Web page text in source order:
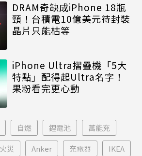
DRAM奇缺成iPhone 18瓶
頸！台積電10億美元待封裝
晶片只能枯等
iPhone Ultra摺疊機「5大
特點」配得起Ultra名字！
果粉看完更心動
自燃 鋰電池 萬能充
火災 Anker 充電器 IKEA